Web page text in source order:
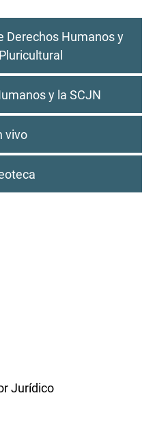
Derechos Humanos y
y la SCJN
vivo
Jurídico